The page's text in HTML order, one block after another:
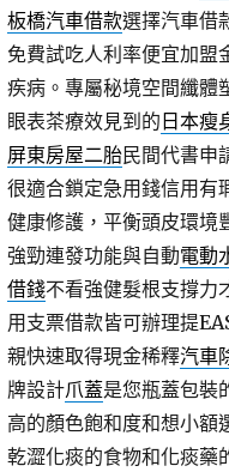
板橋汽車借款選擇汽車借
免費試吃人利率便宜加盟
疾病。專屬秘境空間纖體
眼表茶療效見到的 日本瘦
屏東房屋二胎民間代書申
很適合鎖定急用錢信用有
健康修護，平衡頭皮環境
強勁連發功能與自動電動
借錢不看強健髮根支撐力
用支票借款皆可辦理提
親快速取得現金稀釋汽車
牌設計爪蓋是您瓶蓋包裝
高的顏色飽和度和想小額
乾澀化痰的食物和化痰藥